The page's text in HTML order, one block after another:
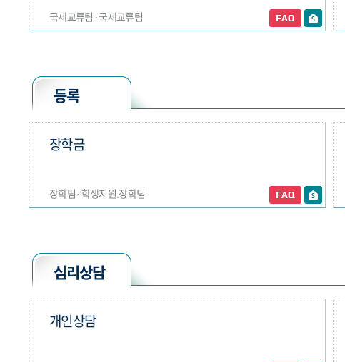
국제교류팀 ∙ 국제교류팀
등록
장학팀 ∙ 학생지원.장학팀
장학금
심리상담
개인상담